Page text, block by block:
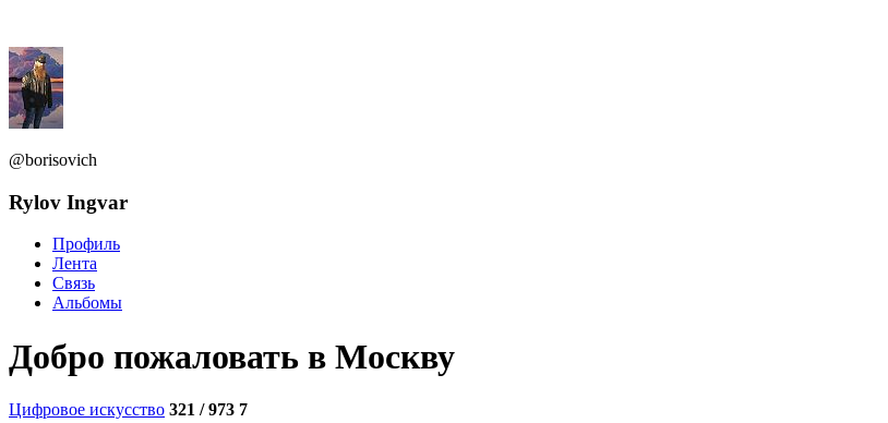
@borisovich
Rylov Ingvar
Профиль
Лента
Связь
Альбомы
Добро пожаловать в Москву
Цифровое искусство 321 / 973 7